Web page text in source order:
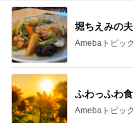
堀ちえみの
Amebaトピッ
ふわっふわ
Amebaトピッ